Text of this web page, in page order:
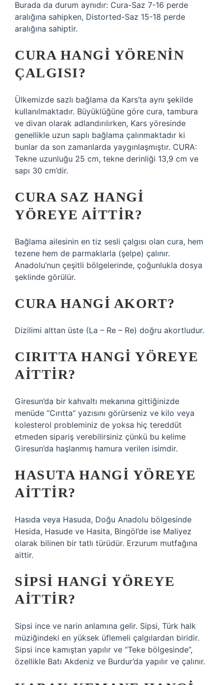
Burada da durum aynıdır: Cura-Saz 7-16 perde
aralığına sahipken, Distorted-Saz 15-18 perde
aralığına sahiptir.
CURA HANGI YÖRENIN
ÇALGISI?
Ülkemizde sazlı bağlama da Kars’ta aynı şekilde
kullanılmaktadır. Büyüklüğüne göre cura, tambura
ve divan olarak adlandırılırken, Kars yöresinde
genellikle uzun saplı bağlama çalınmaktadır ki
bunlar da son zamanlarda yaygınlaşmıştır. CURA:
Tekne uzunluğu 25 cm, tekne derinliği 13,9 cm ve
sapı 30 cm’dir.
CURA SAZ HANGI
YÖREYE AITTIR?
Bağlama ailesinin en tiz sesli çalgısı olan cura, hem
tezene hem de parmaklarla (şelpe) çalınır.
Anadolu’nun çeşitli bölgelerinde, çoğunlukla dosya
şeklinde görülür.
CURA HANGI AKORT?
Dizilimi alttan üste (La – Re – Re) doğru akortludur.
CIRITTA HANGI YÖREYE
AITTIR?
Giresun’da bir kahvaltı mekanına gittiğinizde
menüde “Cırıtta” yazısını görürseniz ve kilo veya
kolesterol probleminiz de yoksa hiç tereddüt
etmeden sipariş verebilirsiniz çünkü bu kelime
Giresun’da haşlanmış hamura verilen isimdir.
HASUTA HANGI YÖREYE
AITTIR?
Hasıda veya Hasuda, Doğu Anadolu bölgesinde
Hesida, Hasude ve Hasita, Bingöl’de ise Maliyez
olarak bilinen bir tatlı türüdür. Erzurum mutfağına
aittir.
SIPSI HANGI YÖREYE
AITTIR?
Sipsi ince ve narin anlamına gelir. Sipsi, Türk halk
müziğindeki en yüksek üflemeli çalgılardan biridir.
Sipsi ince kamıştan yapılır ve “Teke bölgesinde”,
özellikle Batı Akdeniz ve Burdur’da yapılır ve çalınır.